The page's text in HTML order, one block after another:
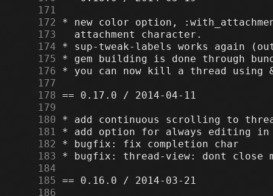
    171
    172
    173
    174
    175
    176
    177
    178
    179
    180
    181
    182
    183
    184
    185
    186